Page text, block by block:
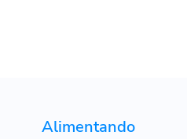
Alimentando